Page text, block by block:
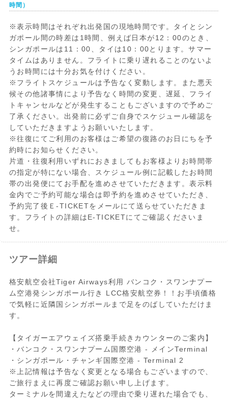
時間）
※表示時間はそれぞれ出発国の現地時間です。タイとシン
ガポール間の時差は1時間、例えば日本が12：00のとき、
シンガポールは11：00、タイは10：00とります。サマー
タイムはありません。フライトに乗り遅れることのないよ
うお時間には十分お気を付けください。
※フライトスケジュールは予告なく変動します。また悪天
候その他諸事情により予告なく時間の変更、遅延、フライ
トキャンセルなどが発生することもございますので予めご
了承ください。出発前に必ずご自身でスケジュール確認を
していただきますようお願いいたします。
※往復にてご利用のお客様はご希望の復路のお日にちを予
約時にお知らせください。
片道・往復利用いずれにおきましてもお客様よりお時間帯
の指定が特にない場合、スケジュール例に記載したお時間
帯の出発便にてお手配を進めさせていただきます。表示料
金内でご予約可能な場合は即予約を進めさせていただき、
予約完了後Ｅ-TICKETをメールにて送らせていただきま
す。フライトの詳細はE-TICKETにてご確認くださいま
せ。
ツアー詳細
格安航空会社Tiger Airways利用 バンコク・スワンナプー
ム空港発シンガポール行き LCC格安航空券！！お手頃価格
で気軽に近隣国シンガポールまで足をのばしていただけま
す。
【タイガーエアウェイズ搭乗手続きカウンターのご案内】
・バンコク・スワンナプーム国際空港 - メインTerminal
・シンガポール・チャンギ国際空港 - Terminal 2
※上記情報は予告なく変更となる場合もございますので、
ご旅行まえに再度ご確認お願い申し上げます。
ターミナルを間違えたなどの理由で乗り遅れた場合でも、